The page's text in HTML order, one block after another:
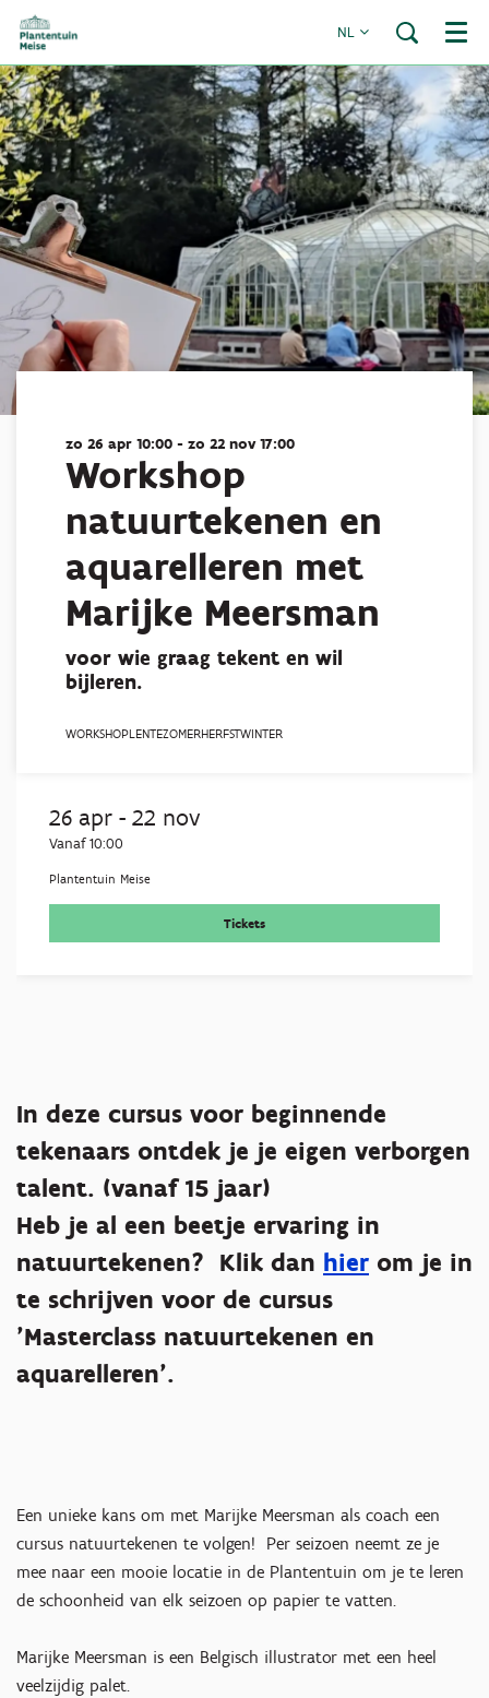
NL Menu
Workshop
natuurtekenen en
aquarelleren met
Marijke Meersman
voor wie graag tekent en wil
bijleren.
zo 26 apr 10:00 - zo 22 nov17:00
WORKSHOPLENTEZOMERHERFSTWINTER
26 apr - 22 nov
Vanaf 10:00
Plantentuin Meise
Tickets
In deze cursus voor beginnende
tekenaars ontdek je je eigen verborgen
talent. (vanaf 15 jaar)
Heb je al een beetje ervaring in
natuurtekenen? Klik dan hier om je in
te schrijven voor de cursus
'Masterclass natuurtekenen en
aquarelleren'.
Een unieke kans om met Marijke Meersman als coach een
cursus natuurtekenen te volgen! Per seizoen neemt ze je
mee naar een mooie locatie in de Plantentuin om je te leren
de schoonheid van elk seizoen op papier te vatten.
Marijke Meersman is een Belgisch illustrator met een heel
veelzijdig palet.